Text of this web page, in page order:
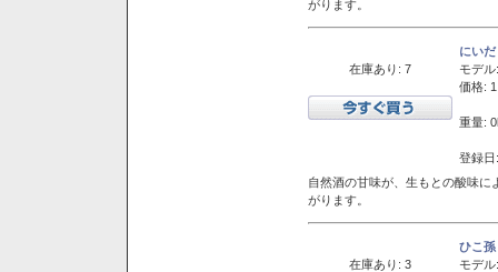
がります。
在庫あり: 7
にい
モデル:
価格:
重量:
登録
自然酒の甘味が、生もとの酸味
がります。
在庫あり: 3
ひこ
モデル: